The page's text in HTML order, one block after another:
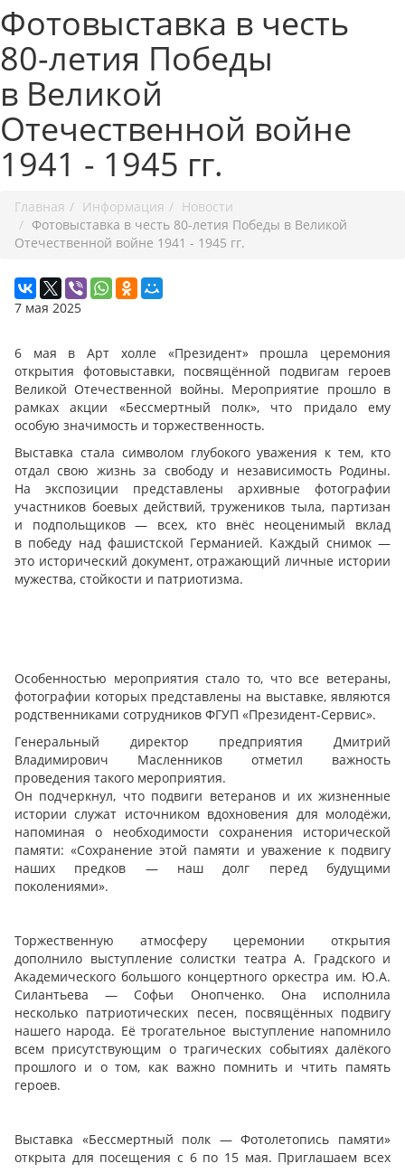
Фотовыставка в честь
80-летия Победы
в Великой
Отечественной войне
1941 - 1945 гг.
Главная Информация
Новости
Фотовыставка в честь 80-летия Победы в Великой
Отечественной войне 1941 - 1945 гг.
7 мая 2025
6 мая в Арт холле «Президент» прошла церемония
открытия фотовыставки, посвящённой подвигам героев
Великой Отечественной войны. Мероприятие прошло в
рамках акции «Бессмертный полк», что придало ему
особую значимость и торжественность.
Выставка стала символом глубокого уважения к тем, кто
отдал свою жизнь за свободу и независимость Родины.
На экспозиции представлены архивные фотографии
участников боевых действий, тружеников тыла, партизан
и подпольщиков — всех, кто внёс неоценимый вклад
в победу над фашистской Германией. Каждый снимок —
это исторический документ, отражающий личные истории
мужества, стойкости и патриотизма.
Особенностью мероприятия стало то, что все ветераны,
фотографии которых представлены на выставке, являются
родственниками сотрудников ФГУП «Президент-Сервис».
Генеральный директор предприятия Дмитрий
Владимирович Масленников отметил важность
проведения такого мероприятия.
Он подчеркнул, что подвиги ветеранов и их жизненные
истории служат источником вдохновения для молодёжи,
напоминая о необходимости сохранения исторической
памяти: «Сохранение этой памяти и уважение к подвигу
наших предков — наш долг перед будущими
поколениями».
Торжественную атмосферу церемонии открытия
дополнило выступление солистки театра А. Градского и
Академического большого концертного оркестра им. Ю.А.
Силантьева — Софьи Онопченко. Она исполнила
несколько патриотических песен, посвящённых подвигу
нашего народа. Её трогательное выступление напомнило
всем присутствующим о трагических событиях далёкого
прошлого и о том, как важно помнить и чтить память
героев.
Выставка «Бессмертный полк — Фотолетопись памяти»
открыта для посещения с 6 по 15 мая. Приглашаем всех